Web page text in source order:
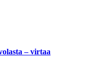
– virtaa